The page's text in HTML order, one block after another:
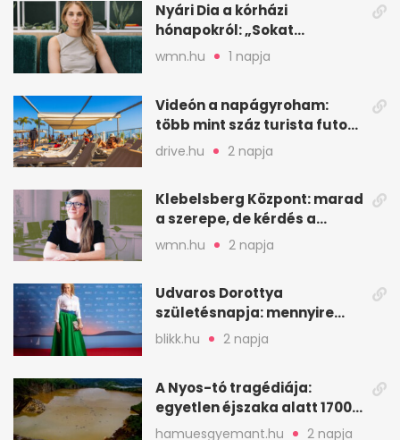
Nyári Dia a kórházi
hónapokról: „Sokat
veszekedtem Istennel”
wmn.hu 1 napja
Videón a napágyroham:
több mint száz turista futott
a helyekért Tenerifén
drive.hu 2 napja
Klebelsberg Központ: marad
a szerepe, de kérdés a
hitelessége
wmn.hu 2 napja
Udvaros Dorottya
születésnapja: mennyire
ismered a filmszerepeit?
blikk.hu 2 napja
A Nyos-tó tragédiája:
egyetlen éjszaka alatt 1700
ember halt meg
hamuesgyemant.hu 2 napja